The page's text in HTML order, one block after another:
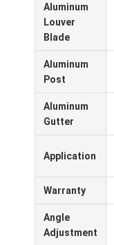
เปอร์โกลาเบา
เสาแดดไฟฟ้า
การ์พอร์ตสวน
ม่านรูดซิป
อุปกรณ์กันสาด
Aluminum
Louver
Blade
Aluminum
Post
Aluminum
Gutter
Application
Warranty
Angle
Adjustment